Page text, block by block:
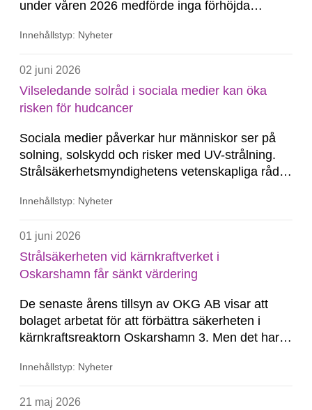
under våren 2026 medförde inga förhöjda
ämnen. Det visar mätningar som genomfördes
besöket.
Innehållstyp: Nyheter
02 juni 2026
Vilseledande solråd i sociala medier kan öka
risken för hudcancer
Sociala medier påverkar hur människor ser på
solning, solskydd och risker med UV-strålning.
Strålsäkerhetsmyndighetens vetenskapliga råd
felaktig och vilseledande information riskerar att
särskilt bland unga.
Innehållstyp: Nyheter
01 juni 2026
Strålsäkerheten vid kärnkraftverket i
Oskarshamn får sänkt värdering
De senaste årens tillsyn av OKG AB visar att
bolaget arbetat för att förbättra säkerheten i
kärnkraftsreaktorn Oskarshamn 3. Men det har
gäller anläggningens status och inom OKG:s
med föregående...
Innehållstyp: Nyheter
21 maj 2026